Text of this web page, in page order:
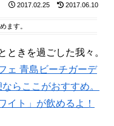
2017.02.25 2017.06.10
ます。
ときを過ごした我々。
ェ 青島ビーチガーデ
らここがおすすめ。
イト」が飲めるよ！